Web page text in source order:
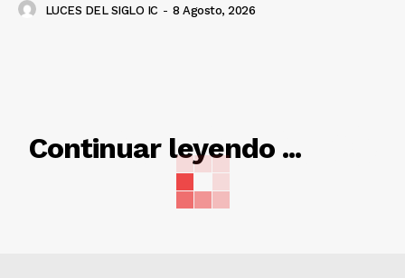
LUCES DEL SIGLO IC - 8 Agosto, 2026
Continuar leyendo ...
RELACIONADO